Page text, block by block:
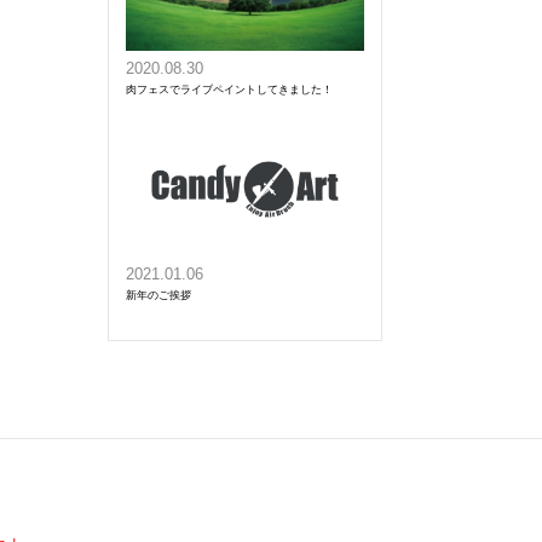
2020.08.30
肉フェスでライブペイントしてきました！
2021.01.06
新年のご挨拶